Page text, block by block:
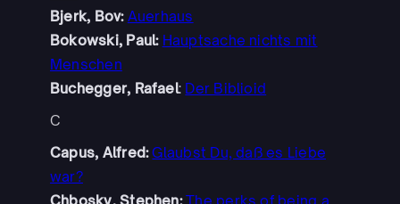
Bjerk, Bov: Auerhaus
Bokowski, Paul: Hauptsache nichts mit
Menschen
Buchegger, Rafael: Der Biblioid
C
Capus, Alfred: Glaubst Du, daß es Liebe
war?